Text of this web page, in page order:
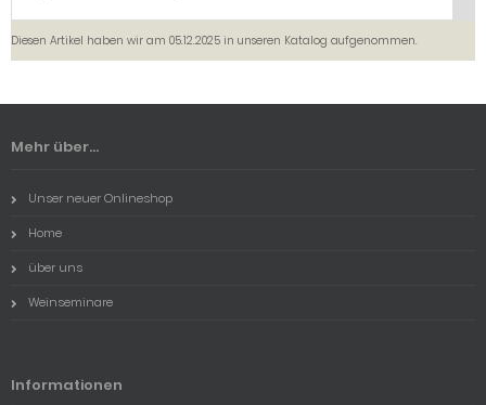
Diesen Artikel haben wir am 05.12.2025 in unseren Katalog aufgenommen.
Mehr über...
Unser neuer Onlineshop
Home
über uns
Weinseminare
Informationen